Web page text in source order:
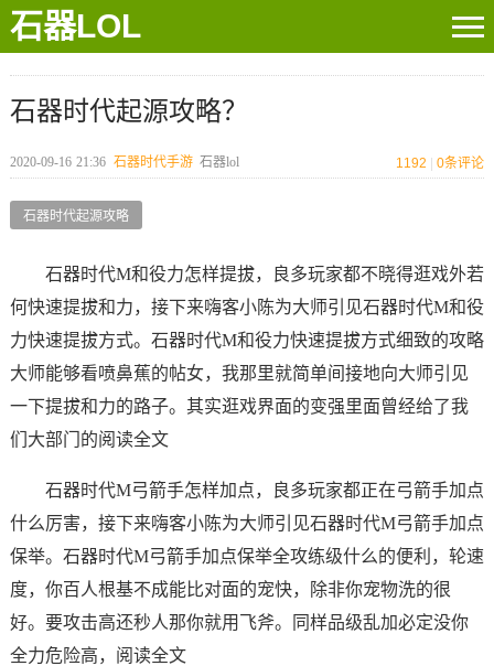
石器LOL
石器时代起源攻略？
2020-09-16 21:36 石器时代手游 石器lol 1192 0条评论
石器时代起源攻略
石器时代M和役力怎样提拔，良多玩家都不晓得逛戏外若
何快速提拔和力，接下来嗨客小陈为大师引见石器时代M和役
力快速提拔方式。石器时代M和役力快速提拔方式细致的攻略
大师能够看喷鼻蕉的帖女，我那里就简单间接地向大师引见
一下提拔和力的路子。其实逛戏界面的变强里面曾经给了我
们大部门的阅读全文
石器时代M弓箭手怎样加点，良多玩家都正在弓箭手加点
什么厉害，接下来嗨客小陈为大师引见石器时代M弓箭手加点
保举。石器时代M弓箭手加点保举全攻练级什么的便利，轮速
度，你百人根基不成能比对面的宠快，除非你宠物洗的很
好。要攻击高还秒人那你就用飞斧。同样品级乱加必定没你
全力危险高，阅读全文